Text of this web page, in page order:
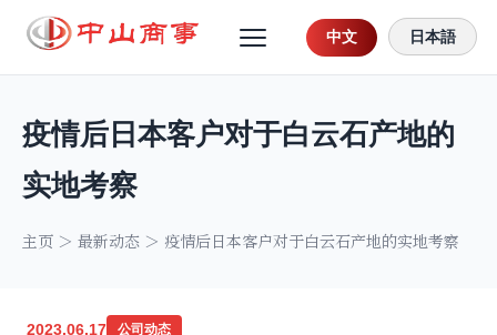
中文 日本語
疫情后日本客户对于白云石产地的
实地考察
主页 ＞ 最新动态 ＞ 疫情后日本客户对于白云石产地的实地考察
2023.06.17 公司动态